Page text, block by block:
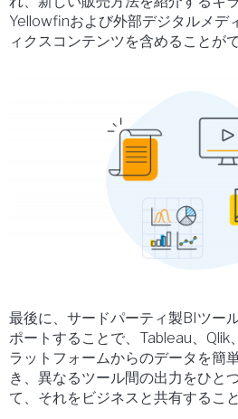
Yellowfinおよび外部デジタルメデ
ィクスコンテンツを含めることが
最後に、サードパーティ製BIツー
ポートすることで、Tableau、
ラットフォームからのデータを簡
き、異なるツール間の出力をひと
て、それをビジネスと共有するこ